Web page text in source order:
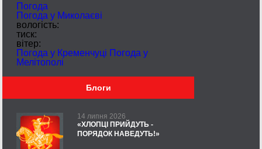
Погода
Погода у Миколаєві
вологість:
тиск:
вітер:
Погода у Кременчуці Погода у
Мелітополі
Блоги
14 липня 2026
«ХЛОПЦІ ПРИЙДУТЬ -
ПОРЯДОК НАВЕДУТЬ!»